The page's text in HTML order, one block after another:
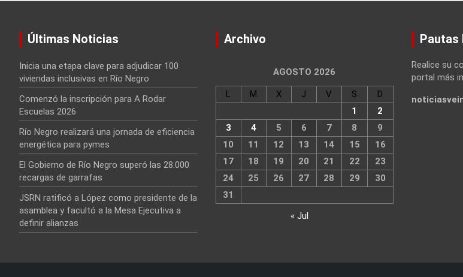
Últimas Noticias
Inicia una etapa clave para adjudicar 100
viviendas inclusivas en Río Negro
Comenzó la inscripción para A Rodar
Escuelas 2026
Río Negro realizará una jornada de eficiencia
energética para pymes
El Gobierno de Río Negro superó las 28.000
recargas de garrafas
JSRN ratificó a López como presidente de la
asamblea y facultó a la Mesa Ejecutiva a
definir alianzas
Archivo
AGOSTO 2026
L M X J V S
D
1
2
3
4 5 6 7 8
9
10
11 12 13 14 15
16
17
18 19 20 21 22
23
24
25 26 27 28 29
30
31
« Jul
Pautas
Realice su
portal más